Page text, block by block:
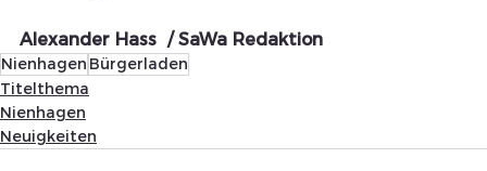
Alexander Hass  / SaWa Redaktion
Nienhagen Bürgerladen
Titelthema
Nienhagen
Neuigkeiten